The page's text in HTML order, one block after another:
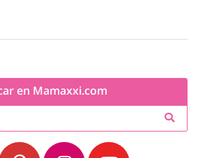
en Mamaxxi.com